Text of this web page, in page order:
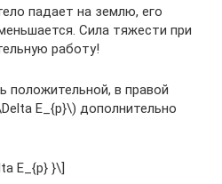
падает на землю, его
Сила тяжести при
работу!
положительной, в правой
E_{p}\) дополнительно
E_{p} }\]